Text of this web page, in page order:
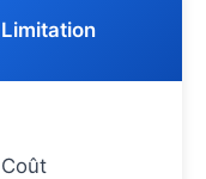
Limitation
Coût